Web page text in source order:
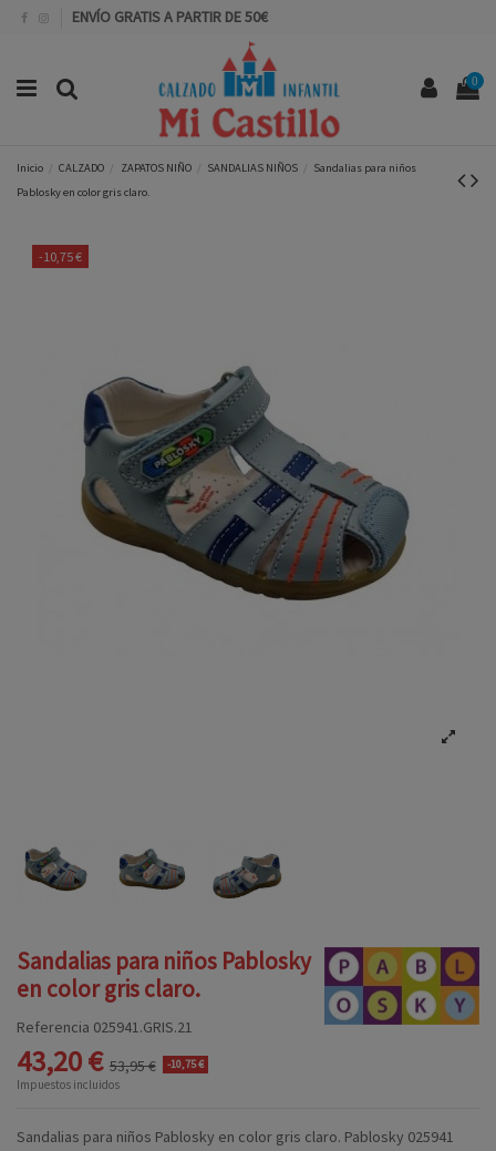
ENVÍO GRATIS A PARTIR DE 50€
0
Inicio CALZADO ZAPATOS NIÑO SANDALIAS NIÑOS
Sandalias para niños
Pablosky en color gris claro.
-10,75 €
Sandalias para niños Pablosky
en color gris claro.
Referencia 025941.GRIS.21
43,20 € 53,95 € -10,75 €
Impuestos incluidos
Sandalias para niños Pablosky en color gris claro. Pablosky 025941